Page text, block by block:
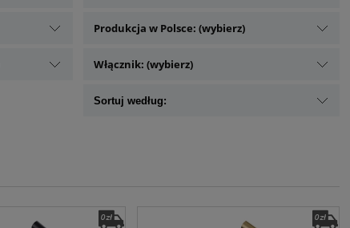
Produkcja w Polsce: (wybierz)
Włącznik: (wybierz)